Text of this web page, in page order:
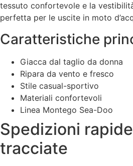
tessuto confortevole e la
perfetta per le uscite in moto
Caratteristiche
Giacca dal taglio da donna
Ripara da vento e fresco
Stile casual-sportivo
Materiali confortevoli
Linea Montego Sea-Doo
Spedizioni
tracciate